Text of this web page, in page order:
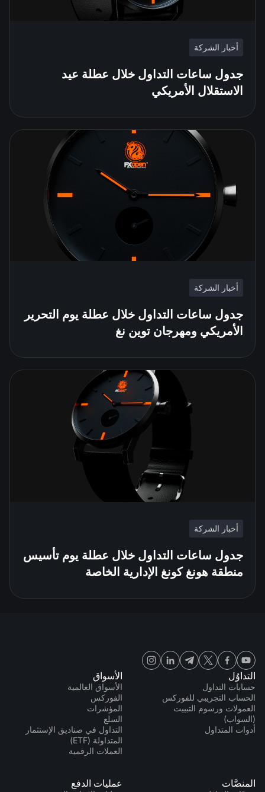
أخبار الشركة
جدول ساعات التداول خلال عطلة عيد
الاستقلال الأمريكي
أخبار الشركة
جدول ساعات التداول خلال عطلة يوم التحرير
الأمريكي ومهرجان توين نغ
أخبار الشركة
جدول ساعات التداول خلال عطلة يوم تأسيس
منطقة هونغ كونغ الإدارية الخاصة
التداوُل
حسابات التداول
الحساب التجريبي للفوركس
العمولات ورسوم التبييت
(السواب)
أدوات المتداول
الأسواق
الأسواق العالمية
الفوركس
المؤشرات
السلع
التداول في صناديق الإستثمار
المتداولة (ETF)
العملات الرقمية
المنصَّات عمليات الدفع